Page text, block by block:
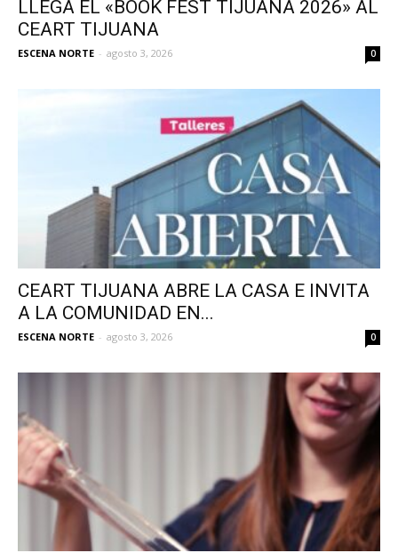
LLEGA EL «BOOK FEST TIJUANA 2026» AL
CEART TIJUANA
ESCENA NORTE - agosto 3, 2026 0
CEART TIJUANA ABRE LA CASA E INVITA
A LA COMUNIDAD EN...
ESCENA NORTE - agosto 3, 2026 0